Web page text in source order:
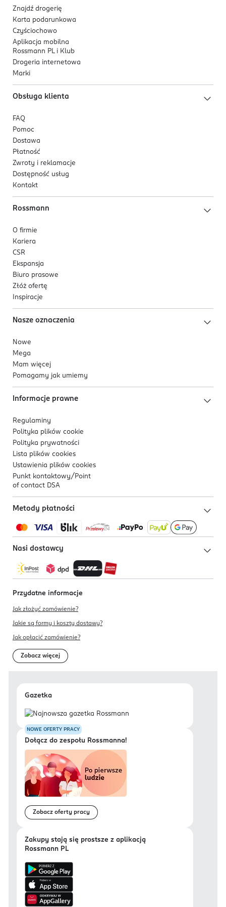
Znajdź drogerię
Karta podarunkowa
Czyściochowo
Aplikacja mobilna
Rossmann PL i Klub
Drogeria internetowa
Marki
Obsługa klienta
FAQ
Pomoc
Dostawa
Płatność
Zwroty i reklamacje
Dostępność usług
Kontakt
Rossmann
O firmie
Kariera
CSR
Ekspansja
Biuro prasowe
Złóż ofertę
Inspiracje
Nasze oznaczenia
Nowe
Mega
Mam więcej
Pomagamy jak umiemy
Informacje prawne
Regulaminy
Polityka plików cookie
Polityka prywatności
Lista plików cookies
Ustawienia plików cookies
Punkt kontaktowy/ Point
of contact DSA
Metody płatności
Nasi dostawcy
Przydatne informacje
Jak złożyć zamówienie?
Jakie są formy i koszty dostawy?
Jak opłacić zamówienie?
Zobacz więcej
Gazetka
NOWE OFERTY PRACY
Dołącz do zespołu Rossmanna!
Zobacz oferty pracy
Zakupy stają się prostsze z aplikacją
Rossmann PL